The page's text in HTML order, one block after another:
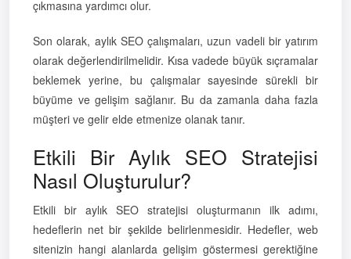
çıkmasına yardımcı olur.
Son olarak, aylık SEO çalışmaları, uzun vadeli bir yatırım
olarak değerlendirilmelidir. Kısa vadede büyük sıçramalar
beklemek yerine, bu çalışmalar sayesinde sürekli bir
büyüme ve gelişim sağlanır. Bu da zamanla daha fazla
müşteri ve gelir elde etmenize olanak tanır.
Etkili Bir Aylık SEO Stratejisi
Nasıl Oluşturulur?
Etkili bir aylık SEO stratejisi oluşturmanın ilk adımı,
hedeflerin net bir şekilde belirlenmesidir. Hedefler, web
sitenizin hangi alanlarda gelişim göstermesi gerektiğine